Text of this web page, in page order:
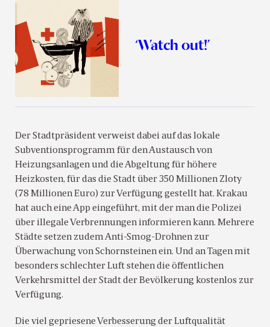
‘Watch out!’
Der Stadtpräsident verweist dabei auf das lokale
Subventionsprogramm für den Austausch von
Heizungsanlagen und die Abgeltung für höhere
Heizkosten, für das die Stadt über 350 Millionen Zloty
(78 Millionen Euro) zur Verfügung gestellt hat. Krakau
hat auch eine App eingeführt, mit der man die Polizei
über illegale Verbrennungen informieren kann. Mehrere
Städte setzen zudem Anti-Smog-Drohnen zur
Überwachung von Schornsteinen ein. Und an Tagen mit
besonders schlechter Luft stehen die öffentlichen
Verkehrsmittel der Stadt der Bevölkerung kostenlos zur
Verfügung.
Die viel gepriesene Verbesserung der Luftqualität